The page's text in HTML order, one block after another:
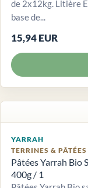
de 2x12kg. Litière
base de...
15,94 EUR
YARRAH
TERRINES &
Pâtées Yarrah Bio
400g / 1